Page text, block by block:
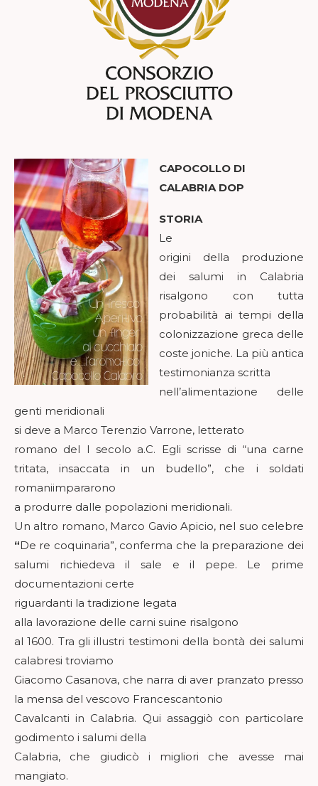
CAPOCOLLO DI
CALABRIA DOP
STORIA
Le
origini della produzione
dei salumi in Calabria
risalgono con tutta
probabilità ai tempi della
colonizzazione greca delle
coste joniche. La più antica
testimonianza scritta
nell’alimentazione delle
genti meridionali
si deve a Marco Terenzio Varrone, letterato
romano del I secolo a.C. Egli scrisse di “una carne
tritata, insaccata in un budello”, che i soldati
romaniimpararono
a produrre dalle popolazioni meridionali.
Un altro romano, Marco Gavio Apicio, nel suo celebre
“De re coquinaria”, conferma che la preparazione dei
salumi richiedeva il sale e il pepe.
Le prime
documentazioni certe
riguardanti la tradizione legata
alla lavorazione delle carni suine risalgono
al 1600. Tra gli illustri testimoni della bontà dei salumi
calabresi troviamo
Giacomo Casanova, che narra di aver pranzato presso
la mensa del vescovo Francescantonio
Cavalcanti in Calabria. Qui assaggiò con particolare
godimento i salumi della
Calabria, che giudicò i migliori che avesse mai
mangiato.